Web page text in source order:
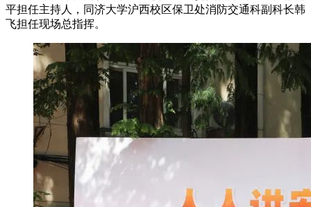
平担任主持人，同济大学沪西校区保卫处消防交通科副科长韩
飞担任现场总指挥。